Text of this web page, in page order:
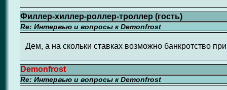
Филлер-хиллер-роллер-троллер (гость)
Re: Интервью и вопросы к Demonfrost
Дем, а на скольки ставках возможно банкротство
Demonfrost
Re: Интервью и вопросы к Demonfrost